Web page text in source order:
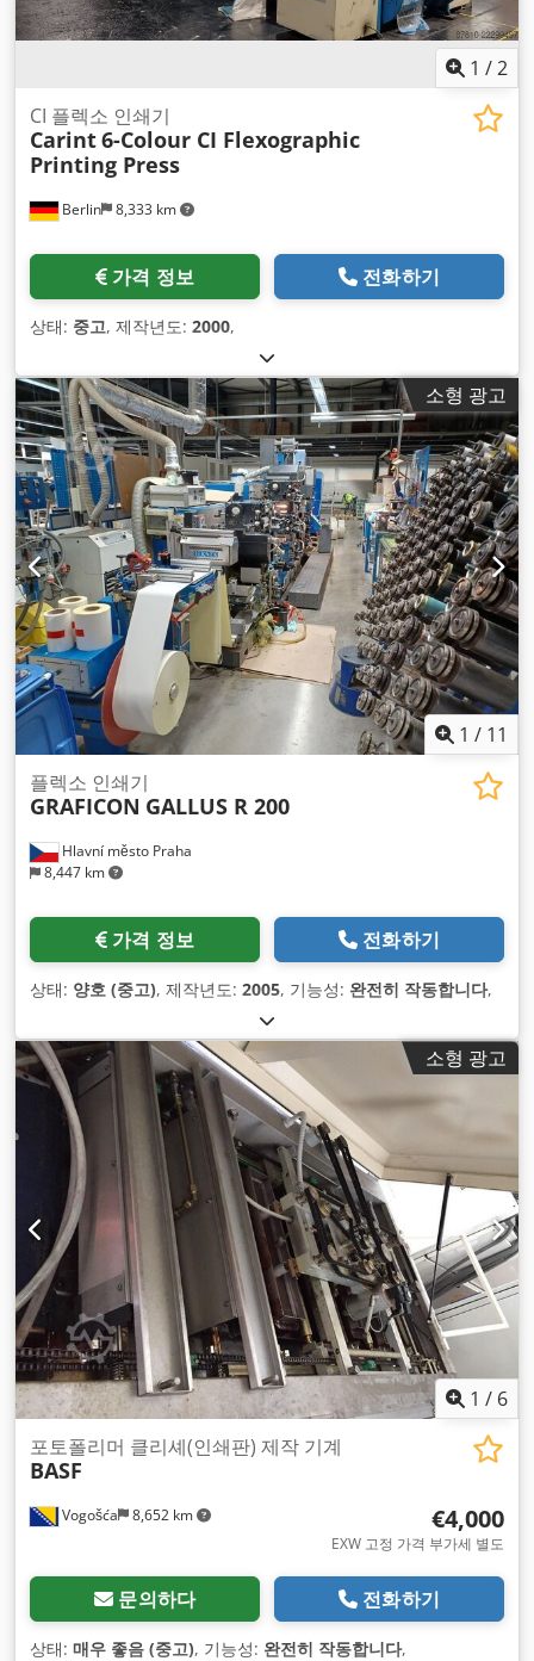
1 /2
Berlin 8,333 km
CI 플렉소 인쇄기
Carint6-Colour CI Flexographic
Printing Press
가격 정보 전화하기
상태: 중고, 제작년도: 2000,
소형 광고
1 / 11
Hlavní město Praha
8,447 km
플렉소 인쇄기
GRAFICON GALLUS R 200
가격 정보 전화하기
상태: 양호 (중고), 제작년도: 2005, 기능성: 완전히 작동합니다,
소형 광고
1 / 6
Vogošća 8,652 km
포토폴리머 클리셰(인쇄판) 제작 기계
BASF
€4,000
EXW 고정 가격 부가세 별도
문의하다 전화하기
상태: 매우 좋음 (중고), 기능성: 완전히 작동합니다,